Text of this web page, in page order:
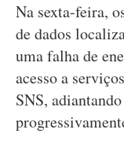
Na sexta-feira,
de dados
uma falha de
acesso a
SNS,